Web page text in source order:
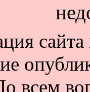
сайта
всем